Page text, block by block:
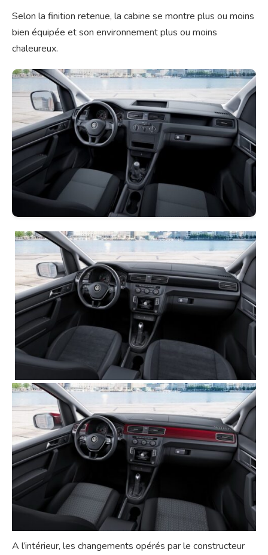
Selon la finition retenue, la cabine se montre plus ou moins
bien équipée et son environnement plus ou moins
chaleureux.
A l’intérieur, les changements opérés par le constructeur